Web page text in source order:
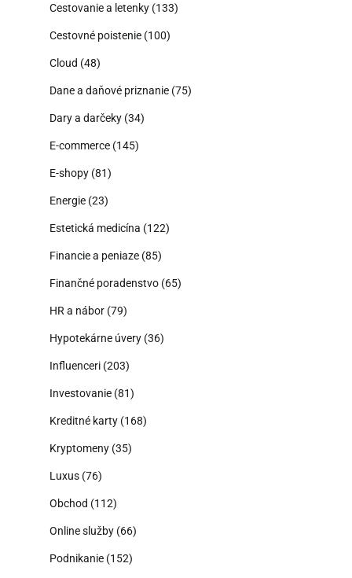
Cestovanie a letenky (133)
Cestovné poistenie (100)
Cloud (48)
Dane a daňové priznanie (75)
Dary a darčeky (34)
E-commerce (145)
E-shopy (81)
Energie (23)
Estetická medicína (122)
Financie a peniaze (85)
Finančné poradenstvo (65)
HR a nábor (79)
Hypotekárne úvery (36)
Influenceri (203)
Investovanie (81)
Kreditné karty (168)
Kryptomeny (35)
Luxus (76)
Obchod (112)
Online služby (66)
Podnikanie (152)